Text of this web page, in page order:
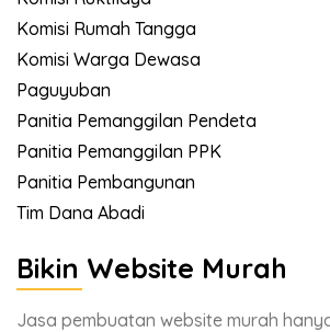
Komisi Rumah Tangga
Komisi Warga Dewasa
Paguyuban
Panitia Pemanggilan Pendeta
Panitia Pemanggilan PPK
Panitia Pembangunan
Tim Dana Abadi
Bikin Website Murah
Jasa pembuatan website murah